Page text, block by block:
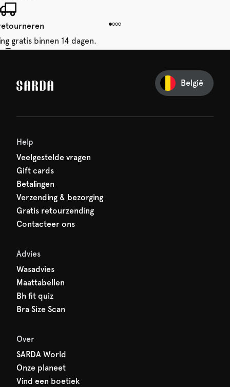
gratis binnen 14 dagen.
van SARDA — je eerste
België
Help
Veelgestelde vragen
Gift cards
Betalingen
Verzending & bezorging
Gratis retourzending
Contacteer ons
Advies
Wasadvies
Maattabellen
Bh fit quiz
Bra Size Scan
Over
SARDA World
Onze planeet
Vind een boetiek